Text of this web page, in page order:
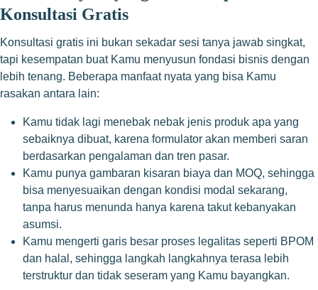
Konsultasi Gratis
Konsultasi gratis ini bukan sekadar sesi tanya jawab singkat,
tapi kesempatan buat Kamu menyusun fondasi bisnis dengan
lebih tenang. Beberapa manfaat nyata yang bisa Kamu
rasakan antara lain:
Kamu tidak lagi menebak nebak jenis produk apa yang
sebaiknya dibuat, karena formulator akan memberi saran
berdasarkan pengalaman dan tren pasar.
Kamu punya gambaran kisaran biaya dan MOQ, sehingga
bisa menyesuaikan dengan kondisi modal sekarang,
tanpa harus menunda hanya karena takut kebanyakan
asumsi.
Kamu mengerti garis besar proses legalitas seperti BPOM
dan halal, sehingga langkah langkahnya terasa lebih
terstruktur dan tidak seseram yang Kamu bayangkan.